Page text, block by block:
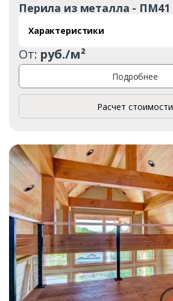
Перила из металла - ПМ41
Характеристики
От: руб./м²
Подробнее
Расчет стоимости